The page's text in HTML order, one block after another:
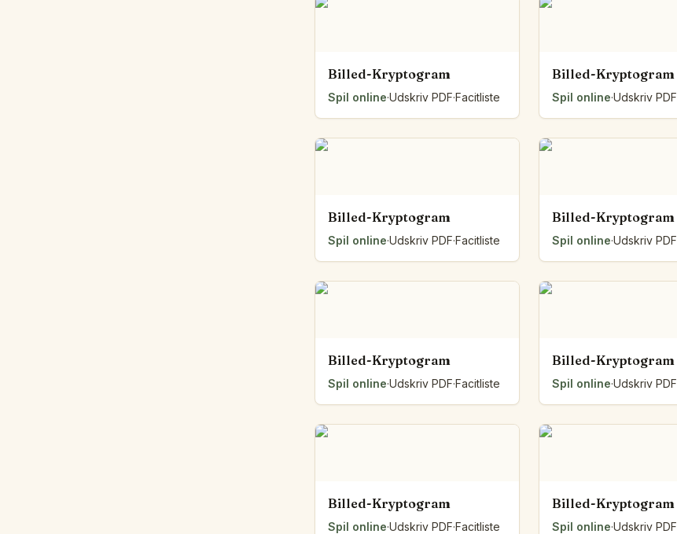
Billed-Kryptogram
Spil online·Udskriv PDF·Facitliste
Billed-Kryptogram
Spil online·Udskriv PDF
Billed-Kryptogram
Spil online·Udskriv PDF·Facitliste
Billed-Kryptogram
Spil online·Udskriv PDF
Billed-Kryptogram
Spil online·Udskriv PDF·Facitliste
Billed-Kryptogram
Spil online·Udskriv PDF
Billed-Kryptogram
Spil online·Udskriv PDF·Facitliste
Billed-Kryptogram
Spil online·Udskriv PDF